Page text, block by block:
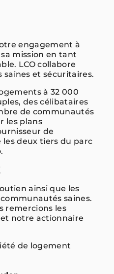
engagement à
mission en tant
LCO collabore
et sécuritaires.
à 32 000
des célibataires
de communautés
les plans
de
les deux tiers du parc
ainsi que les
saines.
remercions les
notre actionnaire
de logement